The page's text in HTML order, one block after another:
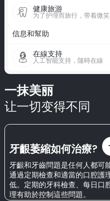
健康旅游
为了护理而旅行，带着微
信息和幫助
在線支持
人工智能支持，隨時在線
一抹美丽
让一切变得不同
牙齦萎縮如何治療?
牙齦和牙齒問題是任何人都可
通過定期檢查和適當的口腔護
低。定期的牙科檢查、每日口
理有助於控制這些問題。